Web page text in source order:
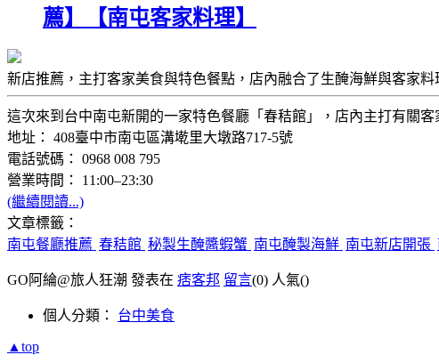
薦】【南屯客家料理】
新店推薦，主打客家美食與特色餐點，店內融合了生醃海鮮與客家
這次來到台中南屯新開的一家特色餐廳「春秸館」，店內主打有關
地址： 408臺中市南屯區溝墘里大墩路717-5號
電話號碼： 0968 008 795
營業時間： 11:00–23:30
(繼續閱讀...)
文章標籤：
南屯餐廳推薦 春秸館 秘製生醃醬蝦蟹 南屯醃製海鮮 南屯新店開張
GO阿綸@旅人狂潮 發表在 痞客邦 留言(0) 人氣()
個人分類： 台中美食
▲top